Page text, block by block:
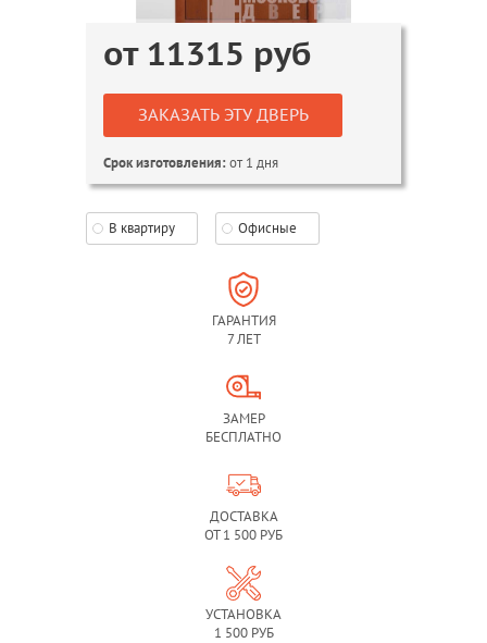
от 11315 руб
ЗАКАЗАТЬ ЭТУ ДВЕРЬ
Срок изготовления:от 1 дня
В квартиру Офисные
ГАРАНТИЯ
7 ЛЕТ
ЗАМЕР
БЕСПЛАТНО
ДОСТАВКА
ОТ 1 500 РУБ
УСТАНОВКА
1 500 РУБ